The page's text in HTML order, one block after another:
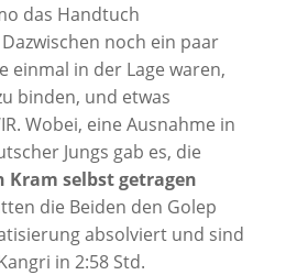
das Handtuch
noch ein paar
einmal in der Lage waren,
binden, und etwas
Wobei, eine Ausnahme in
Jungs gab es, die
selbst getragen
die Beiden den Golep
absolviert und sind
in 2:58 Std.